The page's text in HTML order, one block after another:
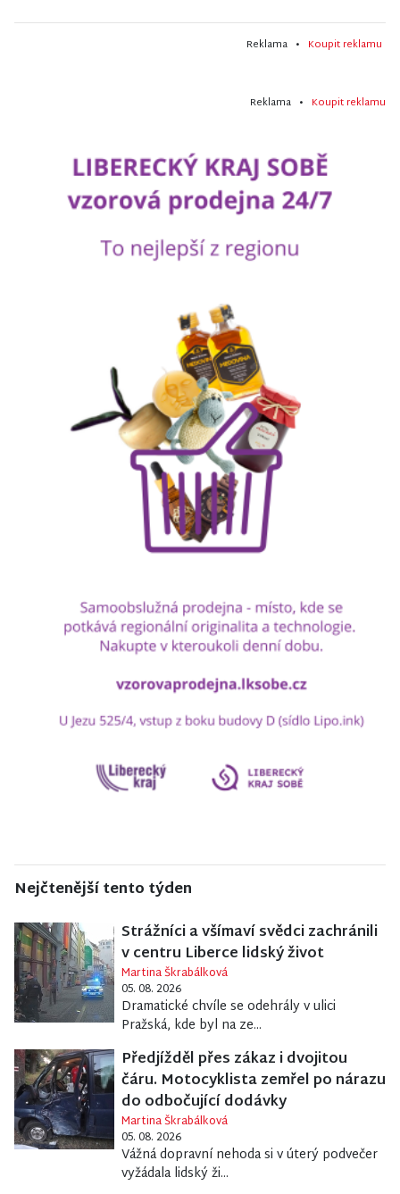
Reklama • Koupit reklamu
Reklama • Koupit reklamu
Nejčtenější tento týden
Strážníci a všímaví svědci zachránili
v centru Liberce lidský život
Martina Škrabálková
05. 08. 2026
Dramatické chvíle se odehrály v ulici
Pražská, kde byl na ze...
Předjížděl přes zákaz i dvojitou
čáru. Motocyklista zemřel po nárazu
do odbočující dodávky
Martina Škrabálková
05. 08. 2026
Vážná dopravní nehoda si v úterý podvečer
vyžádala lidský ži...